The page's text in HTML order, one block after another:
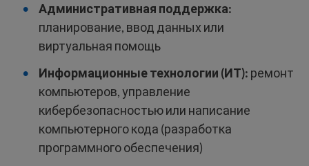
Административная поддержка:
планирование, ввод данных или
виртуальная помощь
Информационные технологии (ИТ): ремонт
компьютеров, управление
кибербезопасностью или написание
компьютерного кода (разработка
программного обеспечения)